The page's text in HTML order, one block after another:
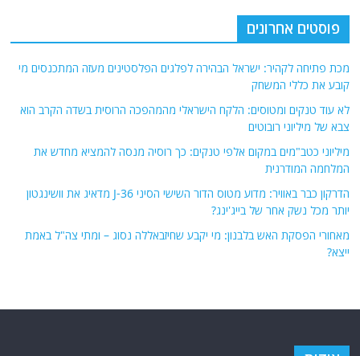
פוסטים אחרונים
מכת פתיחה לקהיר: ישראל הבהירה לפלגים הפלסטינים מעזה המתכנסים מי
קובע את כללי המשחק
לא עוד טנקים ומטוסים: הלקח הישראלי מהמהפכה הרוסית בשדה הקרב הוא
צבא של מיליוני רובוטים
מיליוני כטב"מים במקום אלפי טנקים: כך רוסיה מנסה להמציא מחדש את
המלחמה המודרנית
הדרקון כבר באוויר: מדוע מטוס הדור השישי הסיני J-36 מדאיג את וושינגטון
יותר מכל נשק אחר של בייג'ינג?
מאחורי הפסקת האש בלבנון: מי יקבע שחיזבאללה נסוג – ומתי צה"ל באמת
ייצא?